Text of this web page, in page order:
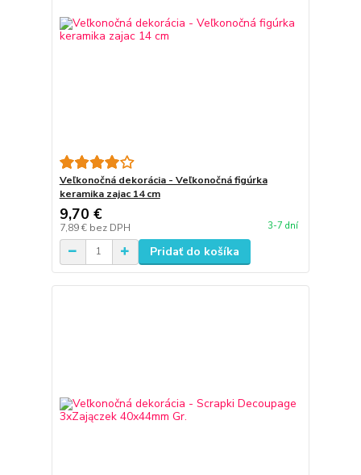
Veľkonočná dekorácia - Veľkonočná figúrka
keramika zajac 14 cm
9,70 €
7,89 € bez DPH 3-7 dní
Pridať do košíka